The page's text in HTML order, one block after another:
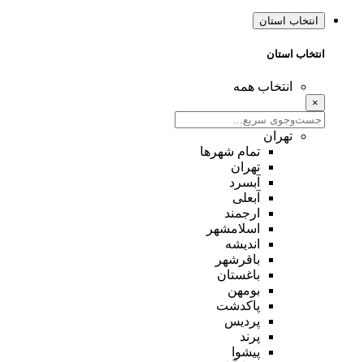
انتخاب استان
انتخاب استان
انتخاب همه
×
تهران
تمام شهر‌ها
تهران
آبسرد
آبعلی
ارجمند
اسلامشهر
اندیشه
باقرشهر
باغستان
بومهن
پاکدشت
پردیس
پرند
پیشوا